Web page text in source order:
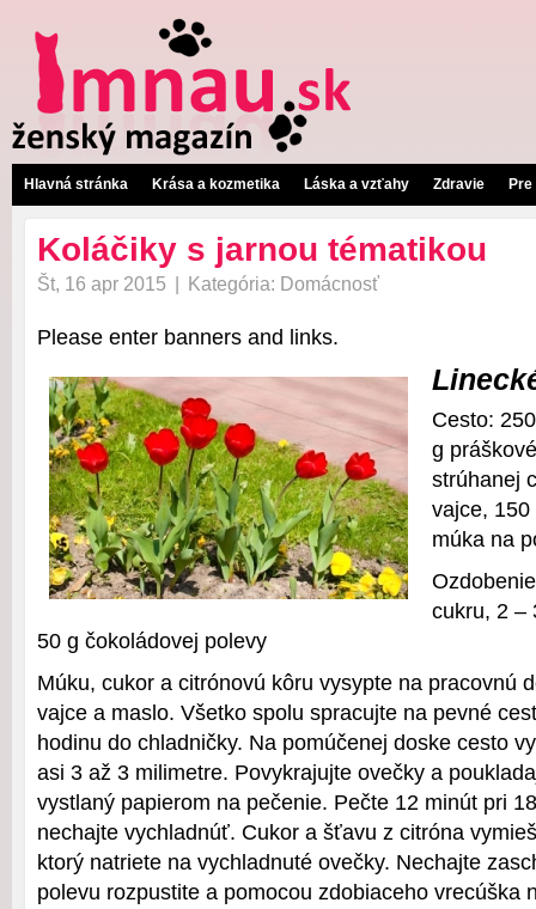
Hlavná stránka Krása a kozmetika Láska a vzťahy Zdravie
Koláčiky s jarnou tématikou
Št, 16 apr 2015 Kategória: Domácnosť
Please enter banners and links.
Cesto:
g
strúhanej
vajce,
múka na
cukru, 2 –
50 g čokoládovej polevy
Múku, cukor a citrónovú kôru vysypte na pracovnú
vajce a maslo. Všetko spolu spracujte na pevné
hodinu do chladničky. Na pomúčenej doske cesto
asi 3 až 3 milimetre. Povykrajujte ovečky a
vystlaný papierom na pečenie. Pečte 12 minút pri
nechajte vychladnúť. Cukor a šťavu z citróna
ktorý natriete na vychladnuté ovečky. Nechajte
polevu rozpustite a pomocou zdobiaceho vrecúška